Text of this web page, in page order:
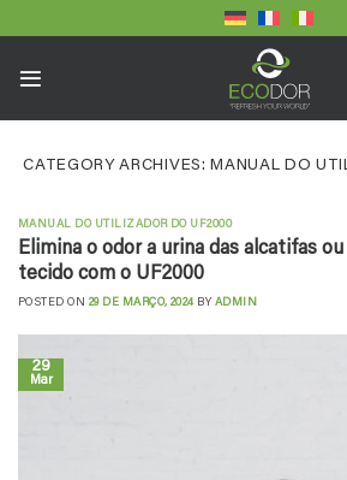
to
CATEGORY ARCHIVES:MANUAL DO
MANUAL DO UTILIZADOR DO UF2000
Elimina o odor a urina das alcatifas
tecido com o UF2000
POSTED ON 29 DE MARÇO, 2024 BY ADMIN
29
Mar